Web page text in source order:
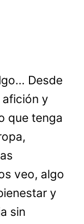
Desde
y
que tenga
veo, algo
y
sin